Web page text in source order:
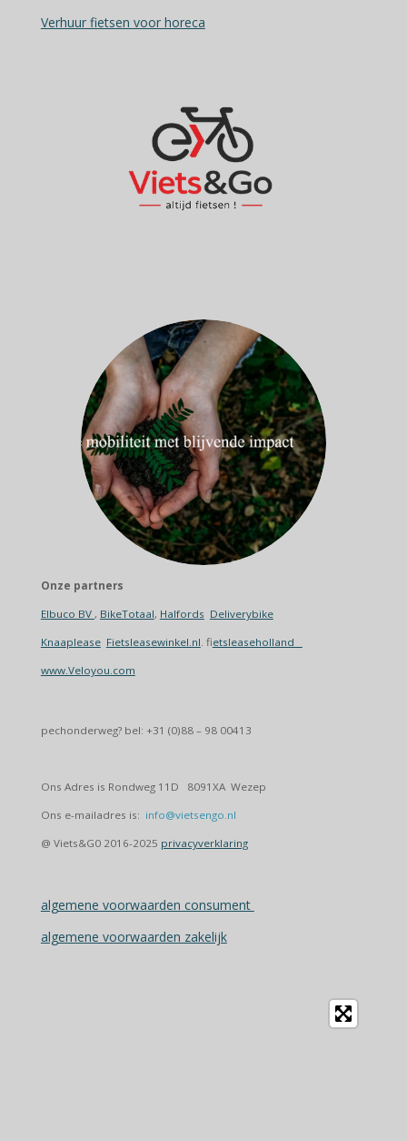
Verhuur fietsen voor horeca
Onze partners
Elbuco BV , BikeTotaal, Halfords Deliverybike
Knaaplease Fietsleasewinkel.nl . fietsleaseholland
www.Veloyou.com
pechonderweg? bel: +31 (0)88 – 98 00413
Ons Adres is Rondweg 11D 8091XA Wezep
Ons e-mailadres is: info@vietsengo.nl
@ Viets&G0 2016-2025 privacyverklaring
algemene voorwaarden consument
algemene voorwaarden zakelijk